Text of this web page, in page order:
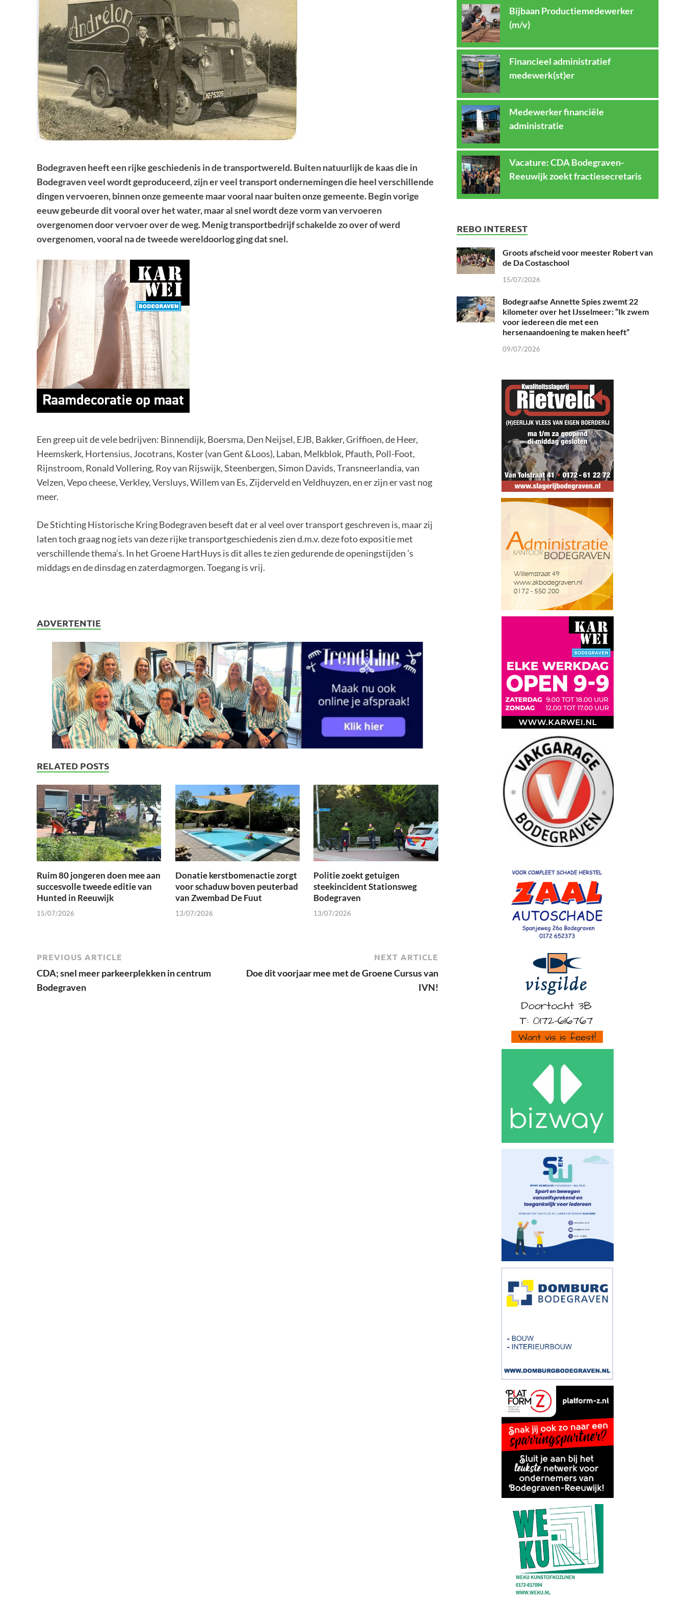
Bodegraven heeft een rijke geschiedenis in de transportwereld. Buiten natuurlijk de kaas die in
Bodegraven veel wordt geproduceerd, zijn er veel transport ondernemingen die heel verschillende
dingen vervoeren, binnen onze gemeente maar vooral naar buiten onze gemeente. Begin vorige
eeuw gebeurde dit vooral over het water, maar al snel wordt deze vorm van vervoeren
overgenomen door vervoer over de weg. Menig transportbedrijf schakelde zo over of werd
overgenomen, vooral na de tweede wereldoorlog ging dat snel.
Een greep uit de vele bedrijven: Binnendijk, Boersma, Den Neijsel, EJB, Bakker, Griffioen, de Heer,
Heemskerk, Hortensius, Jocotrans, Koster (van Gent &Loos), Laban, Melkblok, Pfauth, Poll-Foot,
Rijnstroom, Ronald Vollering, Roy van Rijswijk, Steenbergen, Simon Davids, Transneerlandia, van
Velzen, Vepo cheese, Verkley, Versluys, Willem van Es, Zijderveld en Veldhuyzen, en er zijn er vast nog
meer.
De Stichting Historische Kring Bodegraven beseft dat er al veel over transport geschreven is, maar zij
laten toch graag nog iets van deze rijke transportgeschiedenis zien d.m.v. deze foto expositie met
verschillende thema’s. In het Groene HartHuys is dit alles te zien gedurende de openingstijden ’s
middags en de dinsdag en zaterdagmorgen. Toegang is vrij.
ADVERTENTIE
RELATED POSTS
Ruim 80 jongeren doen mee aan
succesvolle tweede editie van
Hunted in Reeuwijk
15/07/2026
Donatie kerstbomenactie zorgt
voor schaduw boven peuterbad
van Zwembad De Fuut
13/07/2026
Politie zoekt getuigen
steekincident Stationsweg
Bodegraven
13/07/2026
PREVIOUS ARTICLE
CDA; snel meer parkeerplekken in centrum
Bodegraven
NEXT ARTICLE
Doe dit voorjaar mee met de Groene Cursus van
IVN!
Bijbaan Productiemedewerker
(m/v)
Financieel administratief
medewerk(st)er
Medewerker financiële
administratie
Vacature: CDA Bodegraven-
Reeuwijk zoekt fractiesecretaris
REBO INTEREST
Groots afscheid voor meester Robert van
de Da Costaschool
15/07/2026
Bodegraafse Annette Spies zwemt 22
kilometer over het IJsselmeer: “Ik zwem
voor iedereen die met een
hersenaandoening te maken heeft”
09/07/2026